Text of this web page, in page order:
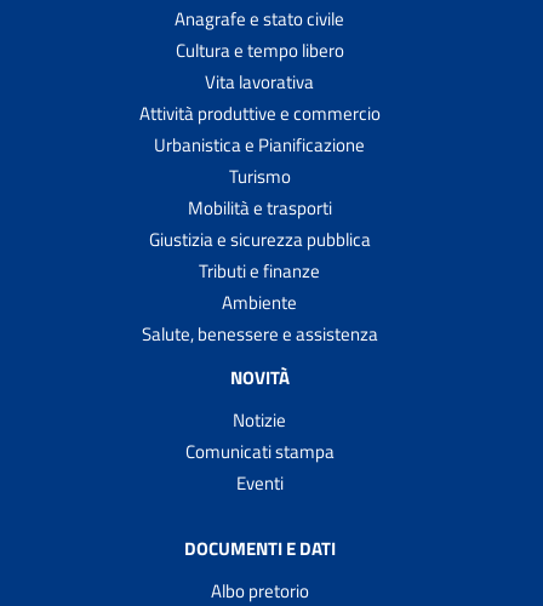
Anagrafe e stato civile
Cultura e tempo libero
Vita lavorativa
Attività produttive e commercio
Urbanistica e Pianificazione
Turismo
Mobilità e trasporti
Giustizia e sicurezza pubblica
Tributi e finanze
Ambiente
Salute, benessere e assistenza
NOVITÀ
Notizie
Comunicati stampa
Eventi
DOCUMENTI E DATI
Albo pretorio